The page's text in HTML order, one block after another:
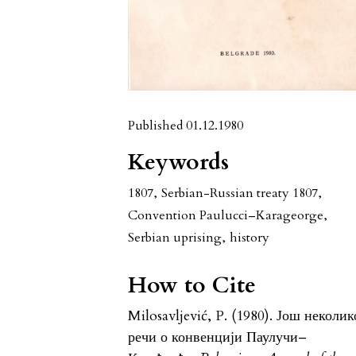
Published 01.12.1980
Keywords
1807, Serbian-Russian treaty 1807,
Convention Paulucci–Karageorge,
Serbian uprising, history
How to Cite
Milosavljević, P. (1980). Још
речи о конвенцији Паулучи–